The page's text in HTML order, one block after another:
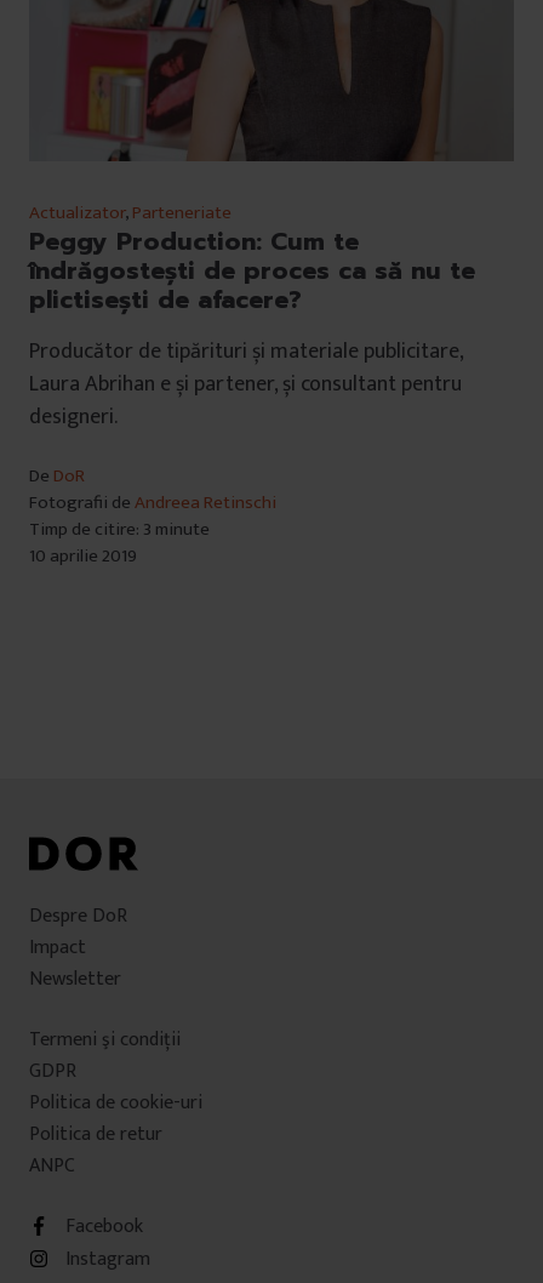
Actualizator,Parteneriate
Peggy Production: Cum te
îndrăgostești de proces ca să nu te
plictisești de afacere?
Producător de tipărituri și materiale publicitare,
Laura Abrihan e și partener, și consultant pentru
designeri.
De DoR
Fotografii deAndreea Retinschi
Timp de citire: 3 minute
10 aprilie 2019
Despre DoR
Impact
Newsletter
Termeni şi condiţii
GDPR
Politica de cookie-uri
Politica de retur
ANPC
Facebook
Instagram